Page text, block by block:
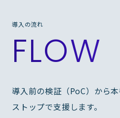
導入の流れ
FLOW
導入前の検証（PoC）から
ストップで支援します。